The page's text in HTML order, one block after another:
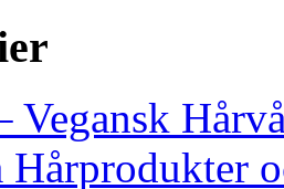
Vegansk
Hårprodukter